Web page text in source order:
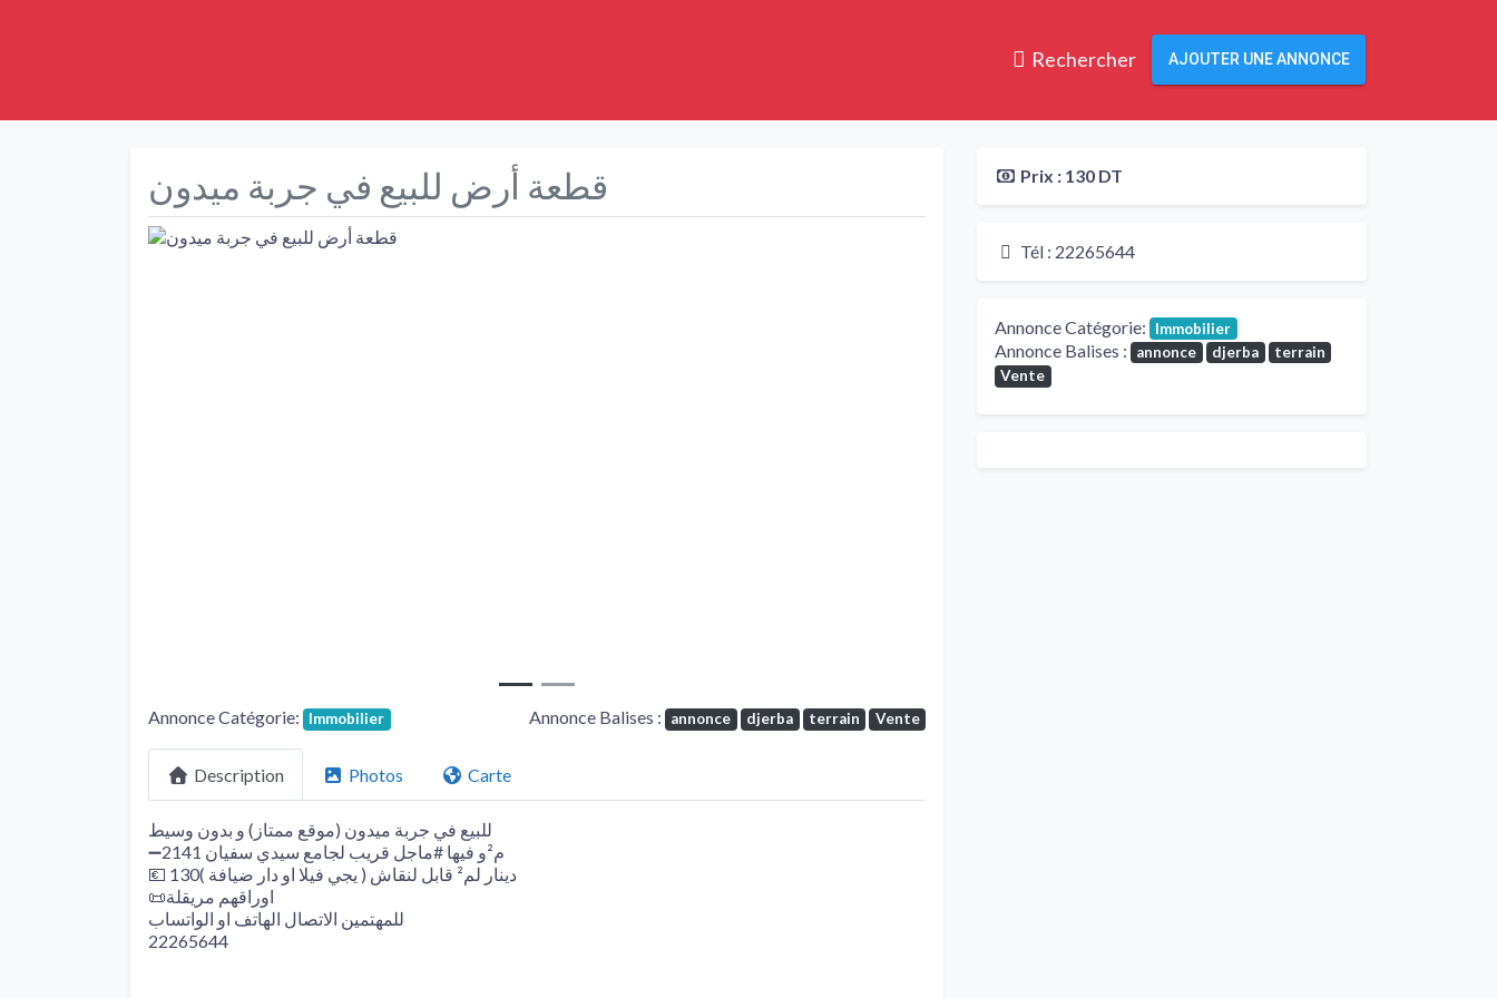
Rechercher AJOUTER UNE ANNONCE
قطعة أرض للبيع في جربة ميدون
Annonce Catégorie: Immobilier Annonce Balises : annonce djerba terrain Vente
Description Photos Carte
للبيع في جربة ميدون (موقع ممتاز) و بدون وسيط
➖️2141 م²و فيها #ماجل قريب لجامع سيدي سفيان
💶 130دينار لم² قابل لنقاش ( يجي فيلا او دار ضيافة )
📜اوراقهم مريقلة
للمهتمين الاتصال الهاتف او الواتساب
22265644
Prix : 130 DT
Tél : 22265644
Annonce Catégorie: Immobilier
Annonce Balises : annonce djerba
terrain
Vente